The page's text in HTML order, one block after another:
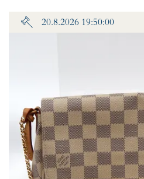
20.8.2026 19:50:00